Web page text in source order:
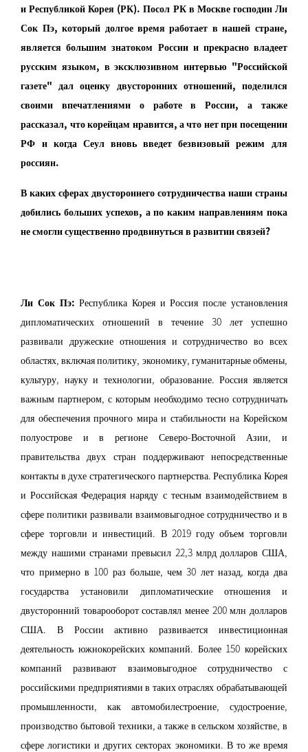
и Республикой Корея (РК). Посол РК в Москве господин Ли
Сок Пэ, который долгое время работает в нашей стране,
является большим знатоком России и прекрасно владеет
русским языком, в эксклюзивном интервью "Российской
газете" дал оценку двусторонних отношений, поделился
своими впечатлениями о работе в России, а также
рассказал, что корейцам нравится, а что нет при посещении
РФ и когда Сеул вновь введет безвизовый режим для
россиян.
В каких сферах двустороннего сотрудничества наши страны
добились больших успехов, а по каким направлениям пока
не смогли существенно продвинуться в развитии связей?
Ли Сок Пэ:Республика Корея и Россия после установления
дипломатических отношений в течение 30 лет успешно
развивали дружеские отношения и сотрудничество во всех
областях, включая политику, экономику, гуманитарные обмены,
культуру, науку и технологии, образование. Россия является
важным партнером, с которым необходимо тесно сотрудничать
для обеспечения прочного мира и стабильности на Корейском
полуострове и в регионе Северо-Восточной Азии, и
правительства двух стран поддерживают непосредственные
контакты в духе стратегического партнерства. Республика Корея
и Российская Федерация наряду с тесным взаимодействием в
сфере политики развивали взаимовыгодное сотрудничество и в
сфере торговли и инвестиций. В 2019 году объем торговли
между нашими странами превысил 22,3 млрд долларов США,
что примерно в 100 раз больше, чем 30 лет назад, когда два
государства установили дипломатические отношения и
двусторонний товарооборот составлял менее 200 млн долларов
США. В России активно развивается инвестиционная
деятельность южнокорейских компаний. Более 150 корейских
компаний развивают взаимовыгодное сотрудничество с
российскими предприятиями в таких отраслях обрабатывающей
промышленности, как автомобилестроение, судостроение,
производство бытовой техники, а также в сельском хозяйстве, в
сфере логистики и других секторах экономики. В то же время